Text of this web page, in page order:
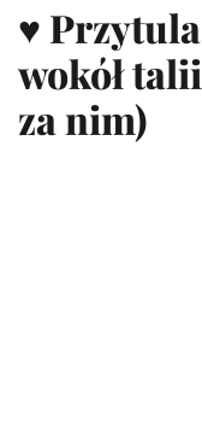
♥
wokół
za nim)